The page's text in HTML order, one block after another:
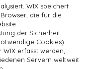
WIX speichert
die für die
der Sicherheit
Cookies).
erfasst werden,
Servern weltweit